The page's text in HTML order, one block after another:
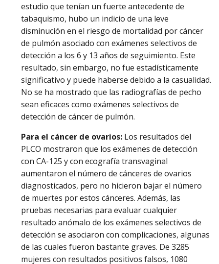
estudio que tenían un fuerte antecedente de
tabaquismo, hubo un indicio de una leve
disminución en el riesgo de mortalidad por cáncer
de pulmón asociado con exámenes selectivos de
detección a los 6 y 13 años de seguimiento. Este
resultado, sin embargo, no fue estadísticamente
significativo y puede haberse debido a la casualidad.
No se ha mostrado que las radiografías de pecho
sean eficaces como exámenes selectivos de
detección de cáncer de pulmón.
Para el cáncer de ovarios: Los resultados del
PLCO mostraron que los exámenes de detección
con CA-125 y con ecografía transvaginal
aumentaron el número de cánceres de ovarios
diagnosticados, pero no hicieron bajar el número
de muertes por estos cánceres. Además, las
pruebas necesarias para evaluar cualquier
resultado anómalo de los exámenes selectivos de
detección se asociaron con complicaciones, algunas
de las cuales fueron bastante graves. De 3285
mujeres con resultados positivos falsos, 1080